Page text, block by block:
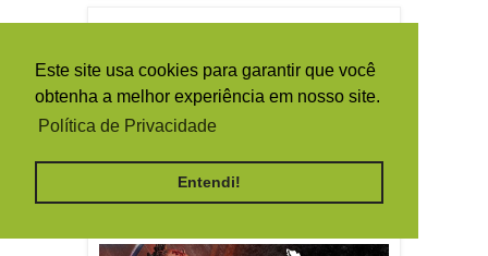
Este site usa cookies para garantir que você
obtenha a melhor experiência em nosso site.
Política de Privacidade
Entendi!
TRADUTOR / TRANSLATE
ByFerramentas Blog